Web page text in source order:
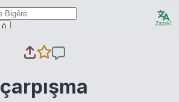
û Zazakî
çarpışma